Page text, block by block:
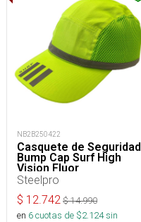
NB2B250422
Casquete de Seguridad
Bump Cap Surf High
Vision Fluor
Steelpro
$ 12.742 $14.990
en 6cuotas de $2.124sin